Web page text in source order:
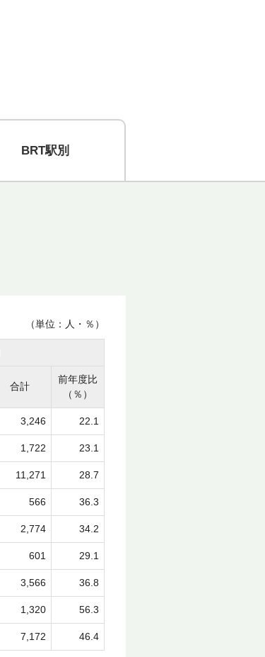
BRT駅別
（単位：人・％）
合計
前年度比
（％）
3,246 22.1
1,722 23.1
11,271 28.7
566 36.3
2,774 34.2
601 29.1
3,566 36.8
1,320 56.3
7,172 46.4